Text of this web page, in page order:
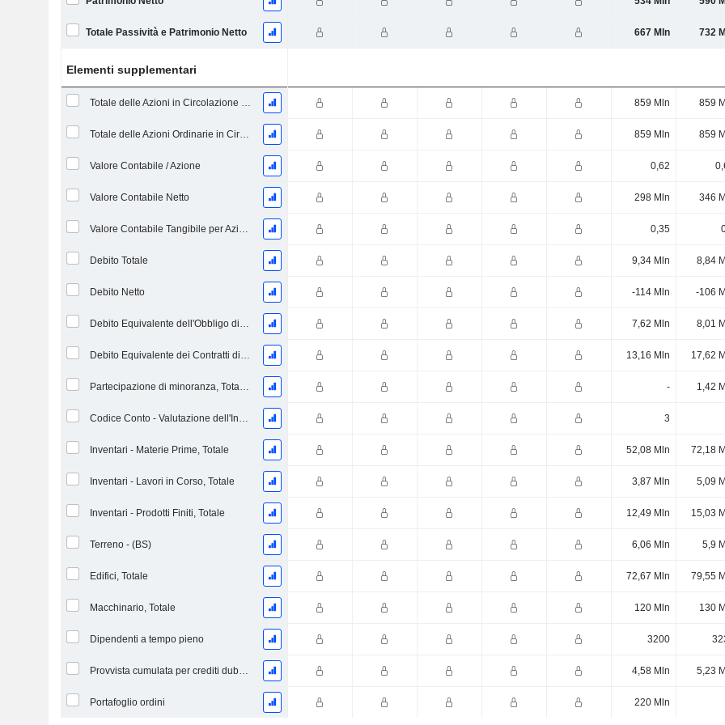
Totale Passività e Patrimonio Netto 667 Mln 732
Elementi supplementari
Totale delle Azioni in Circolazione alla Data di Deposito 859 Mln 859
Totale delle Azioni Ordinarie in Circolazione 859 Mln 859
Valore Contabile / Azione 0,62
Valore Contabile Netto 298 Mln 346
Valore Contabile Tangibile per Azione 0,35
Debito Totale 9,34 Mln 8,84
Debito Netto -114 Mln -106
Debito Equivalente dell'Obbligo di Prestazione Progettata Non Finanziata 7,62 Mln 8,01
Debito Equivalente dei Contratti di Locazione Operativi 13,16 Mln 17,62
Partecipazione di minoranza, Totale (Incl. Div. Fin) - 1,42
Codice Conto - Valutazione dell'Inventario 3
Inventari - Materie Prime, Totale 52,08 Mln 72,18
Inventari - Lavori in Corso, Totale 3,87 Mln 5,09
Inventari - Prodotti Finiti, Totale 12,49 Mln 15,03
Terreno - (BS) 6,06 Mln 5,9
Edifici, Totale 72,67 Mln 79,55
Macchinario, Totale 120 Mln 130
Dipendenti a tempo pieno 3200
Provvista cumulata per crediti dubbi (Supplemento) 4,58 Mln 5,23
Portafoglio ordini 220 Mln